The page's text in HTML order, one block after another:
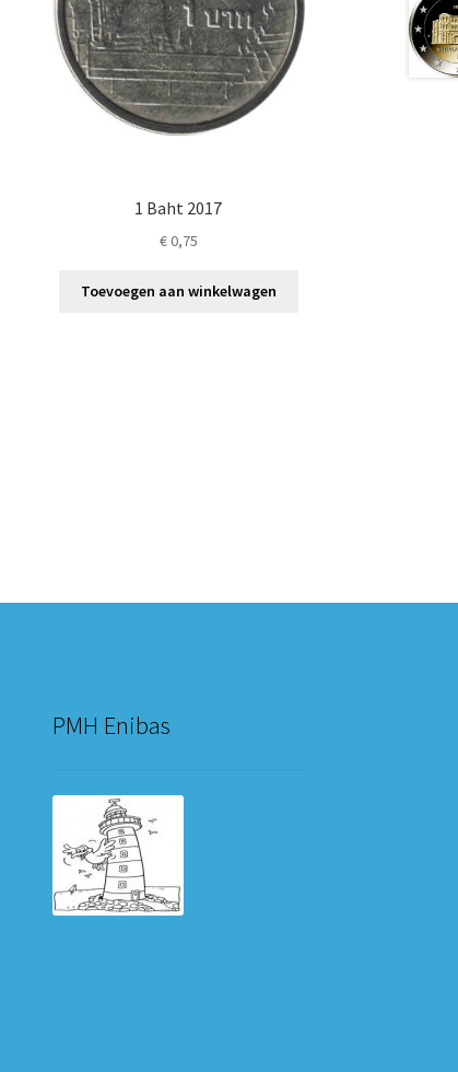
1 Baht 2017
€0,75
Toevoegen aan winkelwagen
PMH Enibas